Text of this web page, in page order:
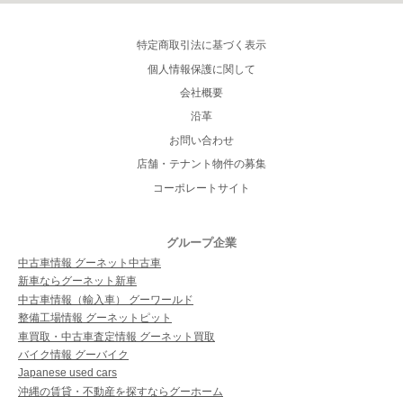
特定商取引法に基づく表示
個人情報保護に関して
会社概要
沿革
お問い合わせ
店舗・テナント物件の募集
コーポレートサイト
グループ企業
中古車情報 グーネット中古車
新車ならグーネット新車
中古車情報（輸入車） グーワールド
整備工場情報 グーネットピット
車買取・中古車査定情報 グーネット買取
バイク情報 グーバイク
Japanese used cars
沖縄の賃貸・不動産を探すならグーホーム